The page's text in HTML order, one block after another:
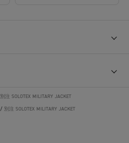
別注 SOLOTEX MILITARY JACKET
/ 別注 SOLOTEX MILITARY JACKET